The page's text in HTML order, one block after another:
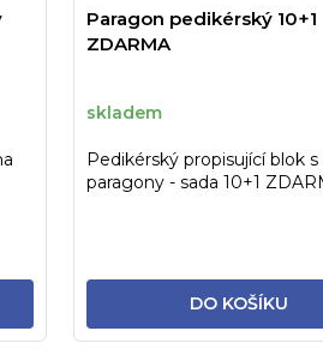
Paragon pedikérský 10+1
ZDARMA
skladem
DO KOŠÍKU
Pedikérský propisující blok s
paragony - sada 10+1